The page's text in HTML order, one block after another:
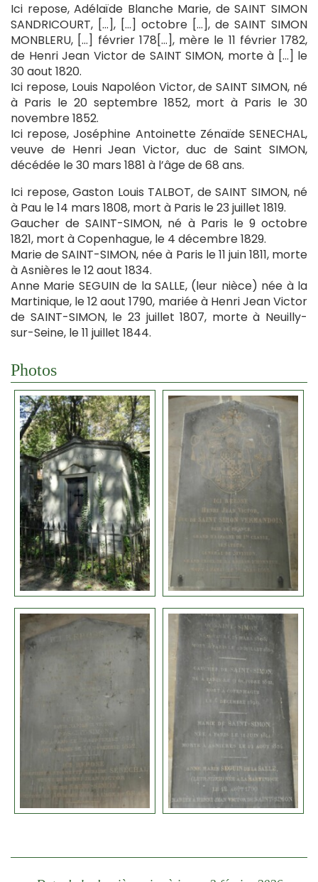
Ici repose, Adélaïde Blanche Marie, de SAINT SIMON
SANDRICOURT, […], […] octobre […], de SAINT SIMON
MONBLERU, […] février 178[…], mère le 11 février 1782,
de Henri Jean Victor de SAINT SIMON, morte à […] le
30 aout 1820.
Ici repose, Louis Napoléon Victor, de SAINT SIMON, né
à Paris le 20 septembre 1852, mort à Paris le 30
novembre 1852.
Ici repose, Joséphine Antoinette Zénaïde SENECHAL,
veuve de Henri Jean Victor, duc de Saint SIMON,
décédée le 30 mars 1881 à l’âge de 68 ans.
Ici repose, Gaston Louis TALBOT, de SAINT SIMON, né
à Pau le 14 mars 1808, mort à Paris le 23 juillet 1819.
Gaucher de SAINT-SIMON, né à Paris le 9 octobre
1821, mort à Copenhague, le 4 décembre 1829.
Marie de SAINT-SIMON, née à Paris le 11 juin 1811, morte
à Asnières le 12 aout 1834.
Anne Marie SEGUIN de la SALLE, (leur nièce) née à la
Martinique, le 12 aout 1790, mariée à Henri Jean Victor
de SAINT-SIMON, le 23 juillet 1807, morte à Neuilly-
sur-Seine, le 11 juillet 1844.
Photos